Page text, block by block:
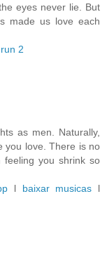
eyes never lie. But
made us love each
run 2
as men. Naturally,
you love. There is no
feeling you shrink so
l baixar musicas l